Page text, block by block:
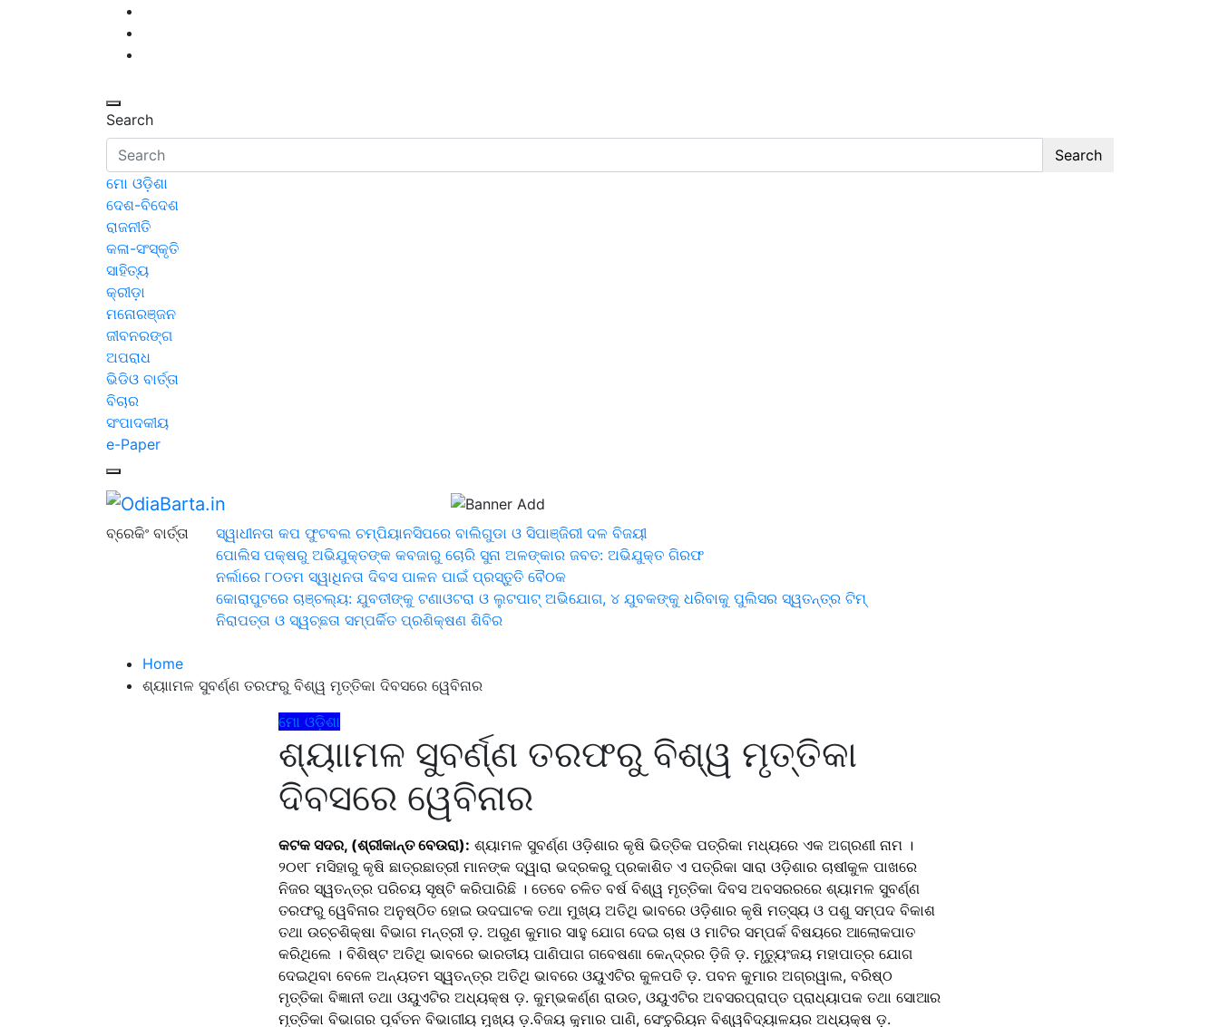
Search
Search
ମୋ ଓଡ଼ିଶା
ଦେଶ-ବିଦେଶ
ରାଜନୀତି
କଳା-ସଂସ୍କୃତି
ସାହିତ୍ୟ
କ୍ରୀଡ଼ା
ମନୋରଞ୍ଜନ
ଜୀବନରଙ୍ଗ
ଅପରାଧ
ଭିଡିଓ ବାର୍ତ୍ତା
ବିଚାର
ସଂପାଦକୀୟ
e-Paper
OdiaBarta.in
24x7News&Views
ବ୍ରେକିଂ ବାର୍ତ୍ତା
ସ୍ୱାଧୀନତା କପ ଫୁଟବଲ ଚମ୍ପିୟାନସିପରେ ବାଲିଗୁଡା ଓ ସିପାଞ୍ଜିରୀ ଦଳ ବିଜୟୀ
ପୋଲିସ ପକ୍ଷରୁ ଅଭିଯୁକ୍ତଙ୍କ କବଜାରୁ ଚୋରି ସୁନା ଅଳଙ୍କାର ଜବତ: ଅଭିଯୁକ୍ତ ଗିରଫ
ନର୍ଲାରେ ୮୦ତମ ସ୍ୱାଧିନତା ଦିବସ ପାଳନ ପାଇଁ ପ୍ରସ୍ତୁତି ବୈଠକ
କୋରାପୁଟରେ ଚାଞ୍ଚଲ୍ୟ: ଯୁବତୀଙ୍କୁ ଟଣାଓଟରା ଓ ଲୁଟପାଟ୍ ଅଭିଯୋଗ, ୪ ଯୁବକଙ୍କୁ ଧରିବାକୁ ପୁଲିସର ସ୍ୱତନ୍ତ୍ର ଟିମ୍
ନିରାପତ୍ତା ଓ ସ୍ୱଚ୍ଛତା ସମ୍ପର୍କିତ ପ୍ରଶିକ୍ଷଣ ଶିବିର
Home
ଶ୍ୟାାମଳ ସୁବର୍ଣ୍ଣ ତରଫରୁ ବିଶ୍ୱ ମୃତ୍ତିକା ଦିବସରେ ୱେବିନାର
ମୋ ଓଡ଼ିଶା
ଶ୍ୟାାମଳ ସୁବର୍ଣ୍ଣ ତରଫରୁ ବିଶ୍ୱ ମୃତ୍ତିକା
ଦିବସରେ ୱେବିନାର
କଟକ ସଦର, (ଶ୍ରୀକାନ୍ତ ବେଉରା): ଶ୍ୟାମଳ ସୁବର୍ଣ୍ଣ ଓଡ଼ିଶାର କୃଷି ଭିତ୍ତିକ ପତ୍ରିକା ମଧ୍ୟରେ ଏକ ଅଗ୍ରଣୀ ନାମ ।
୨୦୧୮ ମସିହାରୁ କୃଷି ଛାତ୍ରଛାତ୍ରୀ ମାନଙ୍କ ଦ୍ୱାରା ଭଦ୍ରକରୁ ପ୍ରକାଶିତ ଏ ପତ୍ରିକା ସାରା ଓଡ଼ିଶାର ଚାଷୀକୁଳ ପାଖରେ
ନିଜର ସ୍ୱତନ୍ତ୍ର ପରିଚୟ ସୃଷ୍ଟି କରିପାରିଛି । ତେବେ ଚଳିତ ବର୍ଷ ବିଶ୍ୱ ମୃତ୍ତିକା ଦିବସ ଅବସରରରେ ଶ୍ୟାମଳ ସୁବର୍ଣ୍ଣ
ତରଫରୁ ୱେବିନାର ଅନୁଷ୍ଠିତ ହୋଇ ଉଦଘାଟକ ତଥା ମୁଖ୍ୟ ଅତିଥି ଭାବରେ ଓଡ଼ିଶାର କୃଷି ମତ୍ସ୍ୟ ଓ ପଶୁ ସମ୍ପଦ ବିକାଶ
ତଥା ଉଚ୍ଚଶିକ୍ଷା ବିଭାଗ ମନ୍ତ୍ରୀ ଡ଼. ଅରୁଣ କୁମାର ସାହୁ ଯୋଗ ଦେଇ ଚାଷ ଓ ମାଟିର ସମ୍ପର୍କ ବିଷୟରେ ଆଲୋକପାତ
କରିଥିଲେ । ବିଶିଷ୍ଟ ଅତିଥି ଭାବରେ ଭାରତୀୟ ପାଣିପାଗ ଗବେଷଣା କେନ୍ଦ୍ରର ଡ଼ିଜି ଡ଼. ମୃତ୍ୟୁଂଜୟ ମହାପାତ୍ର ଯୋଗ
ଦେଇଥିବା ବେଳେ ଅନ୍ୟତମ ସ୍ୱତନ୍ତ୍ର ଅତିଥି ଭାବରେ ଓୟୁଏଟିର କୁଳପତି ଡ଼. ପବନ କୁମାର ଅଗ୍ରୱାଲ, ବରିଷ୍ଠ
ମୃତ୍ତିକା ବିଜ୍ଞାନୀ ତଥା ଓୟୁଏଟିର ଅଧ୍ୟକ୍ଷ ଡ଼. କୁମ୍ଭକର୍ଣ୍ଣ ରାଉତ, ଓୟୁଏଟିର ଅବସରପ୍ରାପ୍ତ ପ୍ରାଧ୍ୟାପକ ତଥା ସୋଆର
ମୃତ୍ତିକା ବିଭାଗର ପୂର୍ବତନ ବିଭାଗୀୟ ମୁଖ୍ୟ ଡ଼.ବିଜୟ କୁମାର ପାଣି, ସେଂଚୁରିୟନ ବିଶ୍ୱବିଦ୍ୟାଳୟର ଅଧ୍ୟକ୍ଷ ଡ଼.